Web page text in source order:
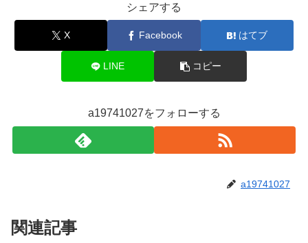
シェアする
X Facebook はてブ
LINE コピー
a19741027をフォローする
a19741027
関連記事